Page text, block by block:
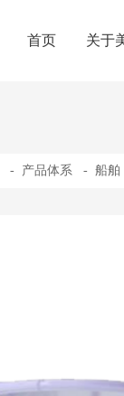
首页 关于
- 产品体系 -船舶